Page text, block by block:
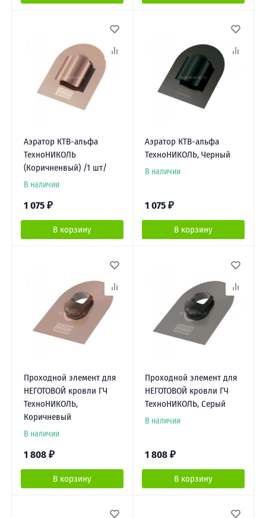
Аэратор КТВ-альфа
ТехноНИКОЛЬ
(Коричненвый) /1 шт/
В наличии
1 075 ₽
В корзину
Аэратор КТВ-альфа
ТехноНИКОЛЬ, Черный
В наличии
1 075 ₽
В корзину
Проходной элемент для
НЕГОТОВОЙ кровли ГЧ
ТехноНИКОЛЬ,
Коричневый
В наличии
1 808 ₽
В корзину
Проходной элемент для
НЕГОТОВОЙ кровли ГЧ
ТехноНИКОЛЬ, Серый
В наличии
1 808 ₽
В корзину